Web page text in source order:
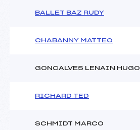
BALLET BAZ RUDY
CHABANNY MATTEO
GONCALVES LENAIN HUGO
RICHARD TED
SCHMIDT MARCO